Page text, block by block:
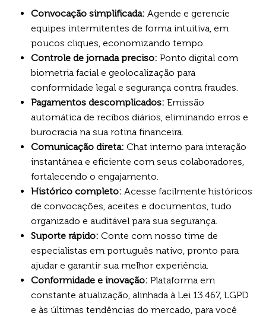
Convocação simplificada: Agende e gerencie
equipes intermitentes de forma intuitiva, em
poucos cliques, economizando tempo.
Controle de jornada preciso: Ponto digital com
biometria facial e geolocalização para
conformidade legal e segurança contra fraudes.
Pagamentos descomplicados: Emissão
automática de recibos diários, eliminando erros e
burocracia na sua rotina financeira.
Comunicação direta: Chat interno para interação
instantânea e eficiente com seus colaboradores,
fortalecendo o engajamento.
Histórico completo: Acesse facilmente históricos
de convocações, aceites e documentos, tudo
organizado e auditável para sua segurança.
Suporte rápido: Conte com nosso time de
especialistas em português nativo, pronto para
ajudar e garantir sua melhor experiência.
Conformidade e inovação: Plataforma em
constante atualização, alinhada à Lei 13.467, LGPD
e às últimas tendências do mercado, para você